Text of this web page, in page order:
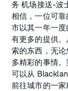
务 机场接送-波
相信，一位可
市以其一年一
有更多的提供
索的东西，无
多精彩的事情
可以从
前往城市的一